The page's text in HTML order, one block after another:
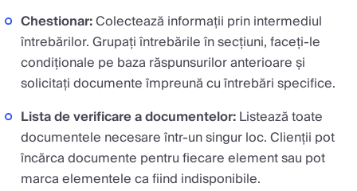
Chestionar:Colectează informații prin intermediul
întrebărilor. Grupați întrebările în secțiuni, faceți-le
condiționale pe baza răspunsurilor anterioare și
solicitați documente împreună cu întrebări specifice.
Lista de verificare a documentelor:Listează toate
documentele necesare într-un singur loc. Clienții pot
încărca documente pentru fiecare element sau pot
marca elementele ca fiind indisponibile.